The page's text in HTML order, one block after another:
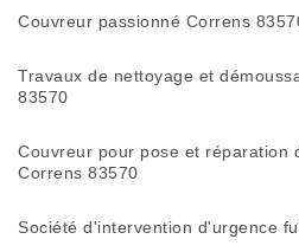
Couvreur passionné Correns
Travaux de nettoyage et
83570
Couvreur pour pose et réparation
Correns 83570
Société d'intervention d'urgence